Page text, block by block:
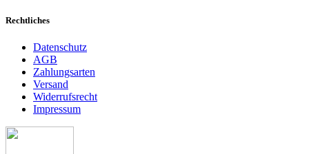
Rechtliches
Datenschutz
AGB
Zahlungsarten
Versand
Widerrufsrecht
Impressum